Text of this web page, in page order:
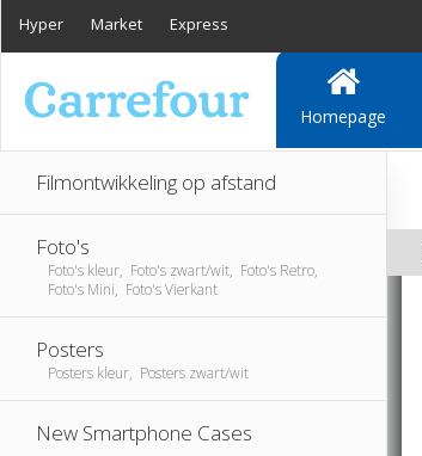
Hyper Market Express
Homepage
Filmontwikkeling op afstand
Foto's
Foto's kleur, Foto's zwart/wit, Foto's Retro,
Foto's Mini, Foto's Vierkant
Posters
Posters kleur, Posters zwart/wit
New Smartphone Cases